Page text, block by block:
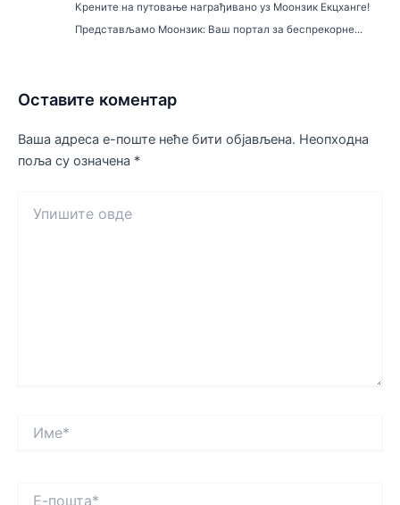
Крените на путовање награђивано уз Моонзик Екцханге!
Представљамо Моонзик: Ваш портал за беспрекорне...
Оставите коментар
Ваша адреса е-поште неће бити објављена. Неопходна
поља су означена *
овде